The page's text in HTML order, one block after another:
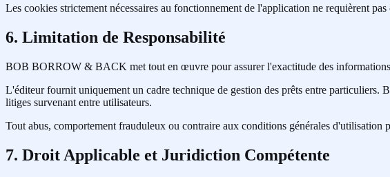
Les cookies strictement nécessaires au fonctionnement de l'application ne requièrent
6. Limitation de Responsabilité
BOB BORROW & BACK met tout en œuvre pour assurer l'exactitude des informations
L'éditeur fournit uniquement un cadre technique de gestion des prêts entre
litiges survenant entre utilisateurs.
Tout abus, comportement frauduleux ou contraire aux conditions générales d'utilisation
7. Droit Applicable et Juridiction Compétente